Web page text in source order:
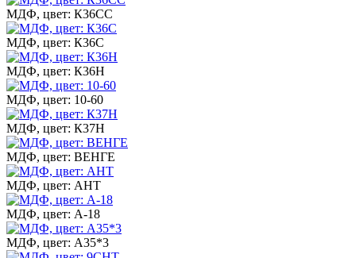
МДФ, цвет: К36СС
МДФ, цвет: К36С
МДФ, цвет: К36Н
МДФ, цвет: 10-60
МДФ, цвет: К37Н
МДФ, цвет: ВЕНГЕ
МДФ, цвет: АНТ
МДФ, цвет: А-18
МДФ, цвет: А35*3